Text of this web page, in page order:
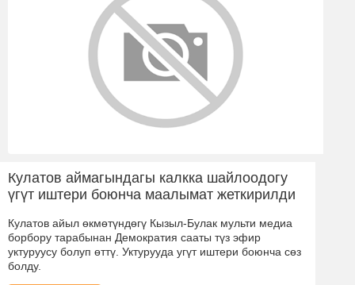
Кулатов аймагындагы калкка шайлоодогу
үгүт иштери боюнча маалымат жеткирилди
Кулатов айыл өкмөтүндөгү Кызыл-Булак мульти медиа
борбору тарабынан Демократия сааты түз эфир
уктуруусу болуп өттү. Уктурууда угүт иштери боюнча сөз
болду.